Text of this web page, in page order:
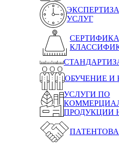
УСЛУГ
ОБУЧЕНИЕ И
УСЛУГИ ПО
ПРОДУКЦИИ